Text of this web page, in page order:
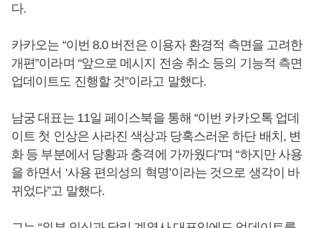
다.
카카오는 “이번 8.0 버전은 이용자 환경적 측면을 고려한
개편”이라며 “앞으로 메시지 전송 취소 등의 기능적 측면
업데이트도 진행할 것”이라고 말했다.
남궁 대표는 11일 페이스북을 통해 “이번 카카오톡 업데
이트 첫 인상은 사라진 색상과 당혹스러운 하단 배치, 변
화 등 부분에서 당황과 충격에 가까웠다”며 “하지만 사용
을 하면서 ‘사용 편의성의 혁명’이라는 것으로 생각이 바
뀌었다”고 말했다.